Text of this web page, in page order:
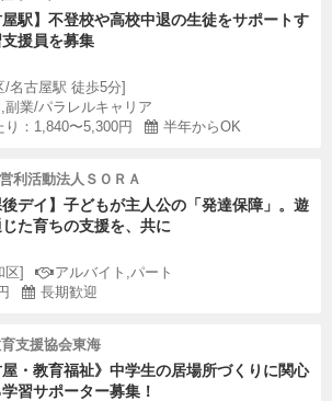
屋駅】不登校や高校中退の生徒をサポートす
援員を募集
名古屋駅 徒歩5分]
副業/パラレルキャリア
り：1,840〜5,300円
半年からOK
利活動法人ＳＯＲＡ
後デイ】子どもが主人公の「発達保障」。遊
た育ちの支援を、共に
区]
アルバイト,パート
長期歓迎
支援協会東海
屋・教育福祉》中学生の居場所づくりに関心
習サポーター募集！